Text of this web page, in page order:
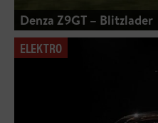
Denza Z9GT – Blitzlader
ELEKTRO